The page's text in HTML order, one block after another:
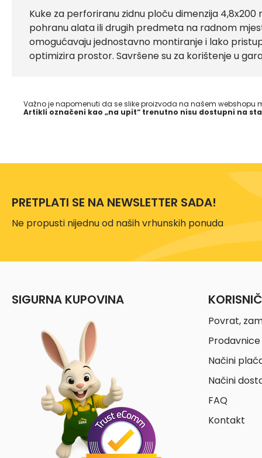
Kuke za perforiranu zidnu ploču dimenzija 4,8x200
pohranu alata ili drugih predmeta na radnom
omogućavaju jednostavno montiranje i lako
optimizira prostor. Savršene su za korištenje u
Važno je napomenuti da se slike proizvoda na našem webshopu
Artikli označeni kao „na upit“ trenutno nisu dostupni na
PRETPLATI SE NA NEWSLETTER SADA!
Ne propusti nijednu od naših vrhunskih ponuda
SIGURNA KUPOVINA
Povrat,
Načini
Načini
FAQ
Kontakt